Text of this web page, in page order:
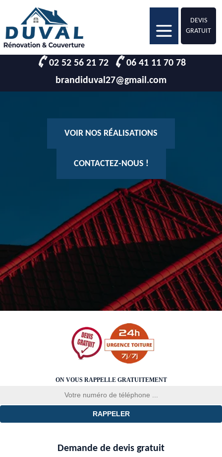
DEVIS
GRATUIT
02 52 56 21 72
06 41 11 70 78
brandiduval27@gmail.com
VOIR NOS RÉALISATIONS
CONTACTEZ-NOUS !
ON VOUS RAPPELLE GRATUITEMENT
Demande de devis gratuit